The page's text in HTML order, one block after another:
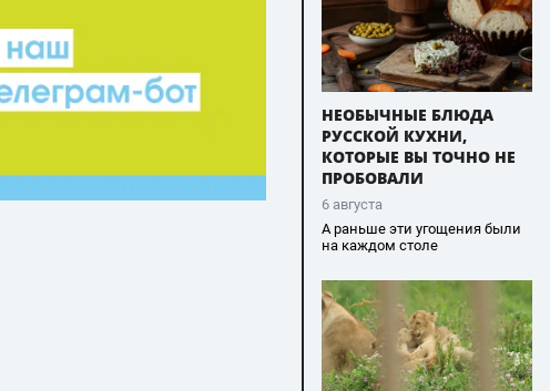
НЕОБЫЧНЫЕ БЛЮДА
РУССКОЙ КУХНИ,
КОТОРЫЕ ВЫ ТОЧНО НЕ
ПРОБОВАЛИ
6 августа
А раньше эти угощения были
на каждом столе